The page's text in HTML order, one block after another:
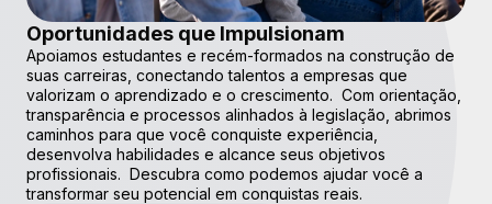
Oportunidades que Impulsionam
Apoiamos estudantes e recém-formados na construção de
suas carreiras, conectando talentos a empresas que
valorizam o aprendizado e o crescimento. Com orientação,
transparência e processos alinhados à legislação, abrimos
caminhos para que você conquiste experiência,
desenvolva habilidades e alcance seus objetivos
profissionais. Descubra como podemos ajudar você a
transformar seu potencial em conquistas reais.